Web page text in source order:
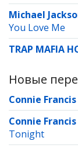
Michael
You Love Me
TRAP MAFIA
Новые
Connie Francis
Connie Francis
Tonight